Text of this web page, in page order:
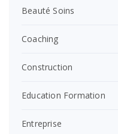
Beauté Soins
Coaching
Construction
Education Formation
Entreprise